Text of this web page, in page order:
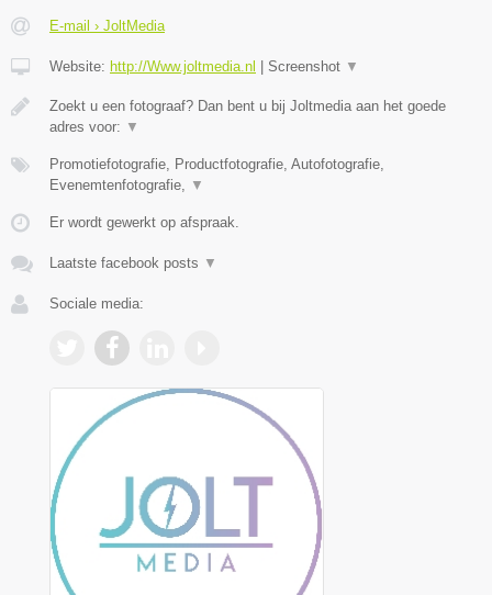
E-mail › JoltMedia
Website: http://Www.joltmedia.nl | Screenshot ▼
Zoekt u een fotograaf? Dan bent u bij Joltmedia aan het goede
adres voor: ▼
Promotiefotografie, Productfotografie, Autofotografie,
Evenemtenfotografie,
▼
Er wordt gewerkt op afspraak.
Laatste facebook posts ▼
Sociale media: